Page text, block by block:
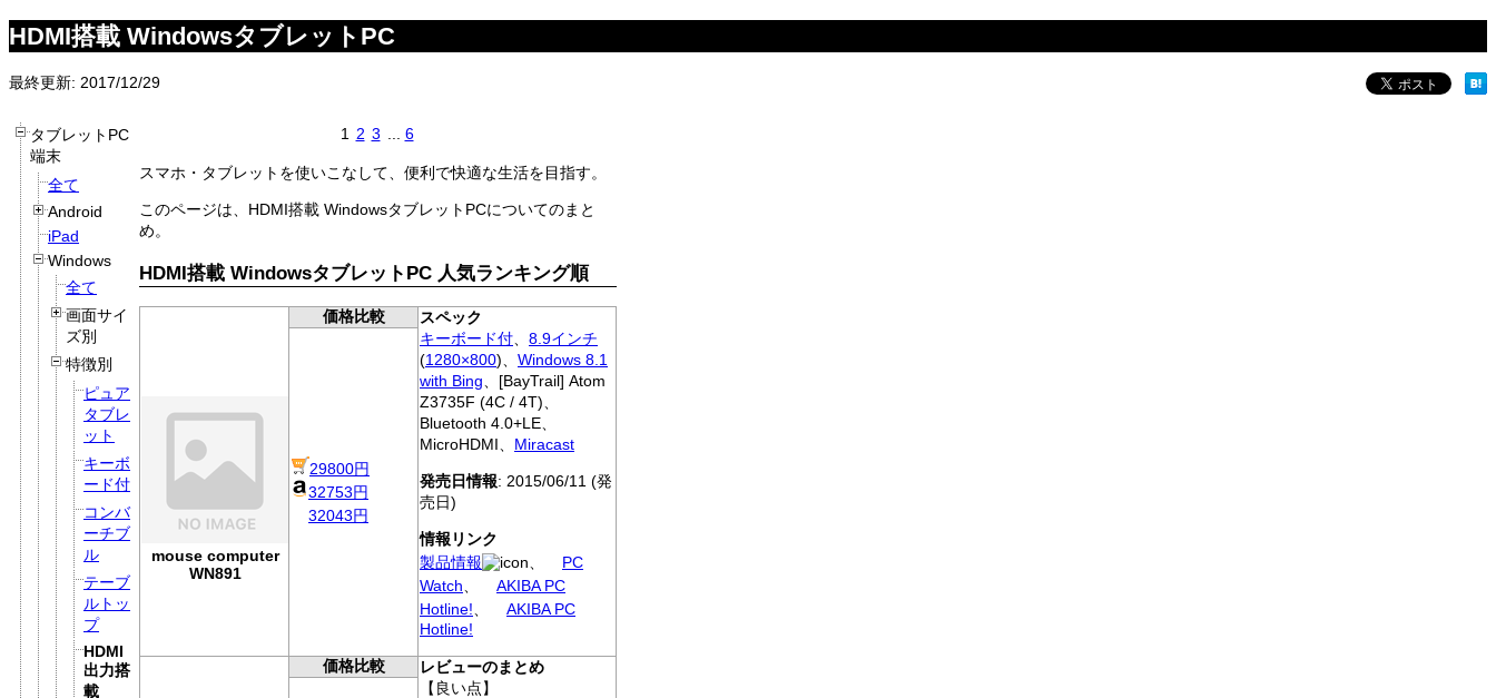
HDMI搭載 WindowsタブレットPC
最終更新: 2017/12/29
タブレットPC
端末
全て
Android
iPad
Windows
全て
画面サイ
ズ別
特徴別
ピュア
タブレ
ット
キーボ
ード付
コンバ
ーチブ
ル
テーブ
ルトッ
プ
HDMI
出力搭
載
1 2 3 ... 6
スマホ・タブレットを使いこなして、便利で快適な生活を目指す。
このページは、HDMI搭載 WindowsタブレットPCについてのまと
め。
HDMI搭載 WindowsタブレットPC 人気ランキング順
mouse computer
WN891
価格比較
スペック
キーボード付
8.9インチ
(1280×800)、 Windows 8.1
with Bing 、[BayTrail] Atom
Z3735F (4C / 4T)、
Bluetooth 4.0+LE、
MicroHDMI、 Miracast
発売日情報: 2015/06/11 (発
売日)
情報リンク
製品情報
、
PC
Watch、
AKIBA PC
Hotline!、
AKIBA PC
Hotline!
29800円
32753円
32043円
価格比較
レビューのまとめ
【良い点】